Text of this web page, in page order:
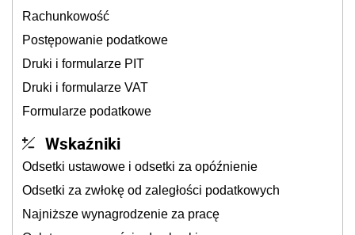
Rachunkowość
Postępowanie podatkowe
Druki i formularze PIT
Druki i formularze VAT
Formularze podatkowe
Wskaźniki
Odsetki ustawowe i odsetki za opóźnienie
Odsetki za zwłokę od zaległości podatkowych
Najniższe wynagrodzenie za pracę